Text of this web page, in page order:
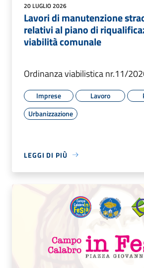
20 LUGLIO 2026
Lavori di manutenzione
relativi al piano di
viabilità comunale
Ordinanza viabilistica nr.11/
Imprese Lavoro
Urbanizzazione
LEGGI DI PIÙ